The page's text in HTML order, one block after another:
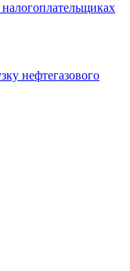
нефтегазового